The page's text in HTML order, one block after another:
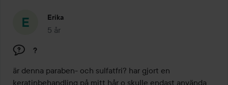
Erika
5 år
Inlägget skapades 5 år
?
är denna paraben- och sulfatfri? har gjort en
keratinbehandling på mitt hår o skulle endast använda